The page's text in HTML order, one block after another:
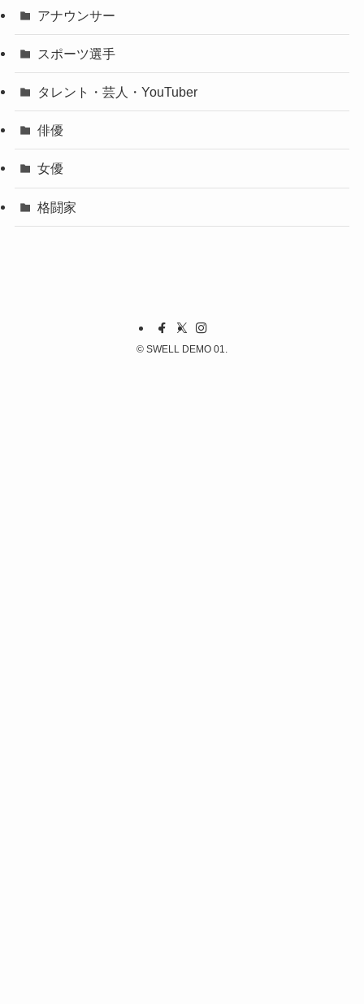
アナウンサー
スポーツ選手
タレント・芸人・YouTuber
俳優
女優
格闘家
© SWELL DEMO 01.